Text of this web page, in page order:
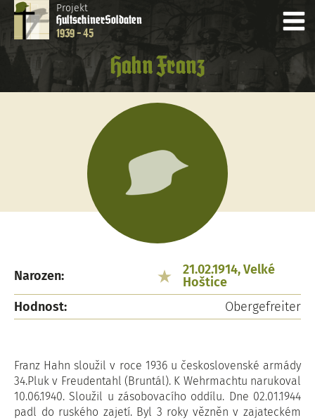
Projekt
HultschinerSoldaten
1939 - 45
Hahn Franz
Narozen:
21.02.1914, Velké
Hoštice
Hodnost:
Obergefreiter
Franz Hahn sloužil v roce 1936 u československé armády
34.Pluk v Freudentahl (Bruntál). K Wehrmachtu narukoval
10.06.1940. Sloužil u zásobovacího oddílu. Dne 02.01.1944
padl do ruského zajetí. Byl 3 roky vězněn v zajateckém